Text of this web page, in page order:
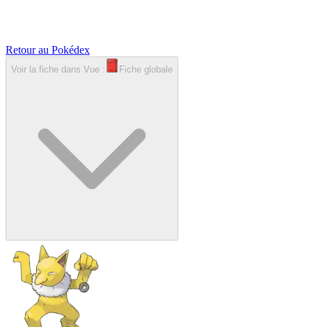
Retour au Pokédex
Voir la fiche dans Vue : Fiche globale